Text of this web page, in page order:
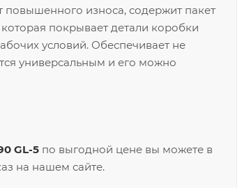
повышенного износа, содержит пакет
покрывает детали коробки
условий. Обеспечивает не
универсальным и его можно
GL-5 по выгодной цене вы можете в
на нашем сайте.